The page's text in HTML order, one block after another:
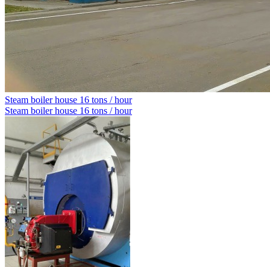
Steam boiler house 16 tons / hour
Steam boiler house 16 tons / hour